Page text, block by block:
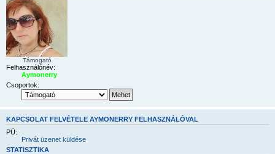
Támogató
Felhasználónév:
Aymonerry
Csoportok:
KAPCSOLAT FELVÉTELE AYMONERRY FELHASZNÁLÓVAL
PÜ:
Privát üzenet küldése
STATISZTIKA